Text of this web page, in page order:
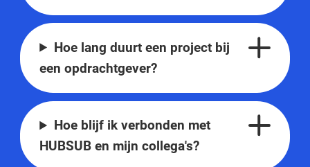
Hoe lang duurt een project bij
een opdrachtgever?
Hoe blijf ik verbonden met
HUBSUB en mijn collega's?